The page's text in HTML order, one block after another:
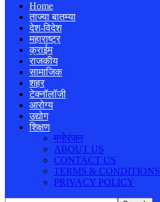
Home
ताज्या बातम्या
देश-विदेश
महाराष्ट्र
क्राईम
राजकीय
सामाजिक
शहर
टेक्नॉलॉजी
आरोग्य
उद्योग
शिक्षण
मनोरंजन
ABOUT US
CONTACT US
TERMS & CONDITIONS
PRIVACY POLICY